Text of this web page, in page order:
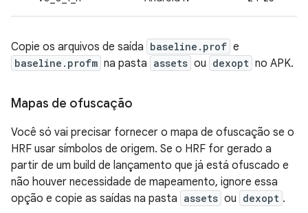
Copie os arquivos de saída baseline.prof e
baseline.profm na pasta assets ou dexopt no APK.
Mapas de ofuscação
Você só vai precisar fornecer o mapa de ofuscação se o
HRF usar símbolos de origem. Se o HRF for gerado a
partir de um build de lançamento que já está ofuscado e
não houver necessidade de mapeamento, ignore essa
opção e copie as saídas na pasta assets ou dexopt .